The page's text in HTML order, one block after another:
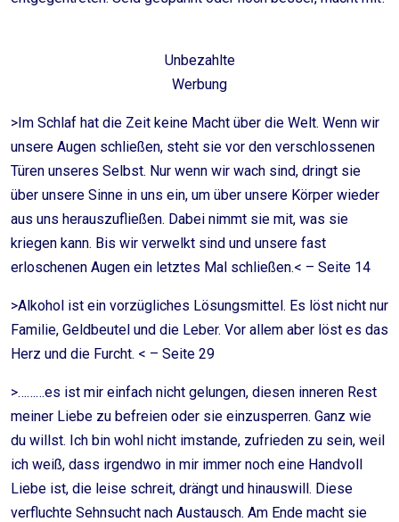
Unbezahlte
Werbung
>Im Schlaf hat die Zeit keine Macht über die Welt. Wenn wir
unsere Augen schließen, steht sie vor den verschlossenen
Türen unseres Selbst. Nur wenn wir wach sind, dringt sie
über unsere Sinne in uns ein, um über unsere Körper wieder
aus uns herauszufließen. Dabei nimmt sie mit, was sie
kriegen kann. Bis wir verwelkt sind und unsere fast
erloschenen Augen ein letztes Mal schließen.< – Seite 14
>Alkohol ist ein vorzügliches Lösungsmittel. Es löst nicht nur
Familie, Geldbeutel und die Leber. Vor allem aber löst es das
Herz und die Furcht. < – Seite 29
>………es ist mir einfach nicht gelungen, diesen inneren Rest
meiner Liebe zu befreien oder sie einzusperren. Ganz wie
du willst. Ich bin wohl nicht imstande, zufrieden zu sein, weil
ich weiß, dass irgendwo in mir immer noch eine Handvoll
Liebe ist, die leise schreit, drängt und hinauswill. Diese
verfluchte Sehnsucht nach Austausch. Am Ende macht sie